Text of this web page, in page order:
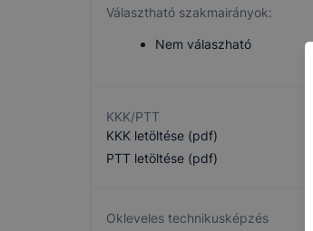
Választható szakmairányok:
Nem válaszható
KKK/PTT
KKK letöltése (pdf)
PTT letöltése (pdf)
Okleveles technikusképzés